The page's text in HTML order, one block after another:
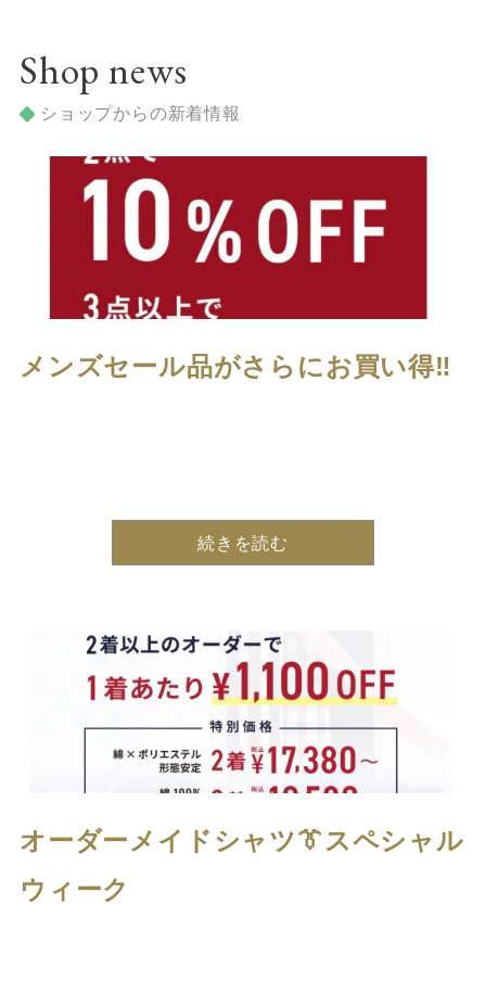
Shop news
ショップからの新着情報
メンズセール品がさらにお買い得‼️
続きを読む
オーダーメイドシャツ👔スペシャル
ウィーク